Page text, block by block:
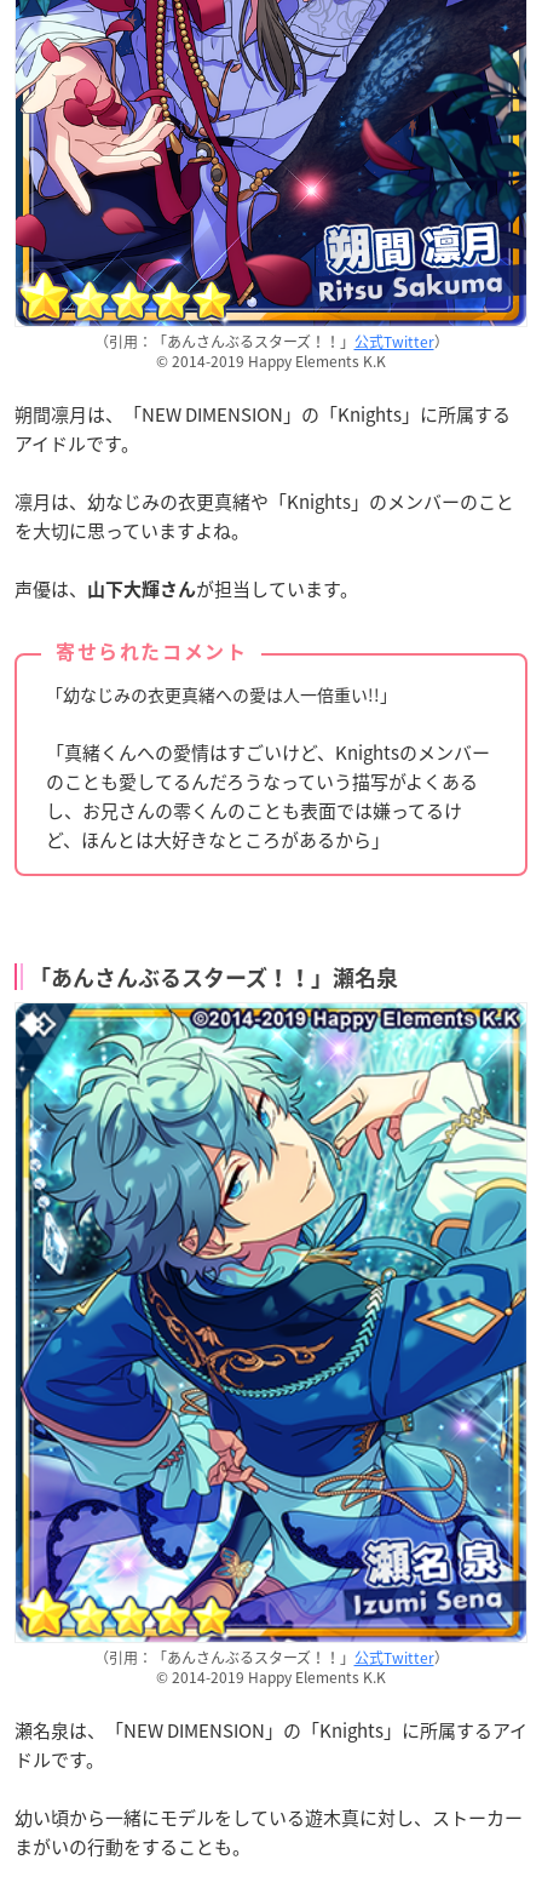
（引用：「あんさんぶるスターズ！！」 公式Twitter）
© 2014-2019 Happy Elements K.K
朔間凛月は、「NEW DIMENSION」の「Knights」に所属する
アイドルです。
凛月は、幼なじみの衣更真緒や「Knights」のメンバーのこと
を大切に思っていますよね。
声優は、 山下大輝さんが担当しています。
寄せられたコメント
「幼なじみの衣更真緒への愛は人一倍重い!!」
「真緒くんへの愛情はすごいけど、Knightsのメンバー
のことも愛してるんだろうなっていう描写がよくある
し、お兄さんの零くんのことも表面では嫌ってるけ
ど、ほんとは大好きなところがあるから」
「あんさんぶるスターズ！！」瀬名泉
（引用：「あんさんぶるスターズ！！」 公式Twitter）
© 2014-2019 Happy Elements K.K
瀬名泉は、「NEW DIMENSION」の「Knights」に所属するアイ
ドルです。
幼い頃から一緒にモデルをしている遊木真に対し、ストーカー
まがいの行動をすることも。